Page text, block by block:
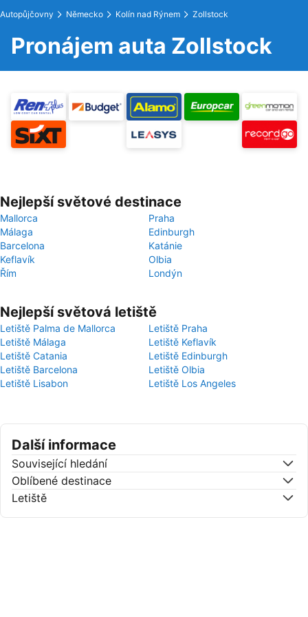
Autopůjčovny Německo Kolín nad Rýnem Zollstock
Pronájem auta Zollstock
Nejlepší světové destinace
Mallorca
Praha
Málaga
Edinburgh
Barcelona
Katánie
Keflavík
Olbia
Řím
Londýn
Nejlepší světová letiště
Letiště Palma de Mallorca
Letiště Praha
Letiště Málaga
Letiště Keflavík
Letiště Catania
Letiště Edinburgh
Letiště Barcelona
Letiště Olbia
Letiště Lisabon
Letiště Los Angeles
Další informace
Související hledání
Oblíbené destinace
Letiště